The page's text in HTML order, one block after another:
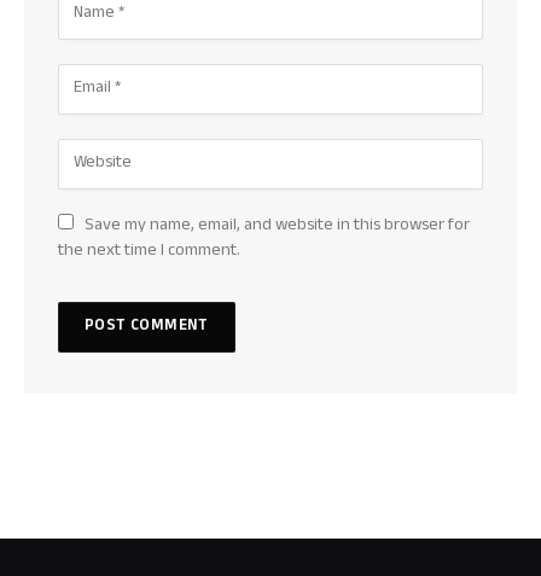
Save my name, email, and website in this browser for
the next time I comment.